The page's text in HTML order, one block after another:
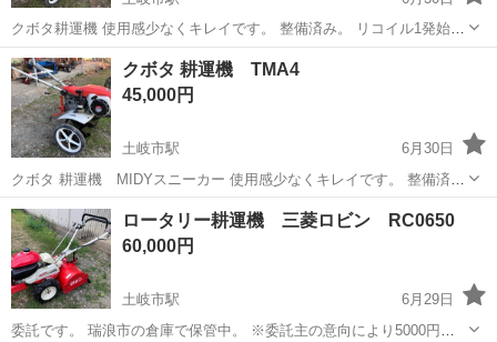
クボタ耕運機 使用感少なくキレイです。 整備済み。 リコイル1発始動
です。 瑞浪市の倉庫に保管中。 10km1500円で配達できます。 こちら
の商品は委託になります。 瑞浪市の倉庫で...
岐阜 土岐市 土岐市駅 その他
クボタ 耕運機 TMA4
45,000円
土岐市駅
6月30日
クボタ 耕運機 MIDYスニーカー 使用感少なくキレイです。 整備済
み。 リコイル1発始動です。 前進2速後進1速 緊急停止ボタン 抵抗棒
移動用車輪 ホンダで言うこまめより大きくパンチより小...
岐阜 土岐市 土岐市駅 その他 クボタ
ロータリー耕運機 三菱ロビン RC0650
60,000円
土岐市駅
6月29日
委託です。 瑞浪市の倉庫で保管中。 ※委託主の意向により5000円値